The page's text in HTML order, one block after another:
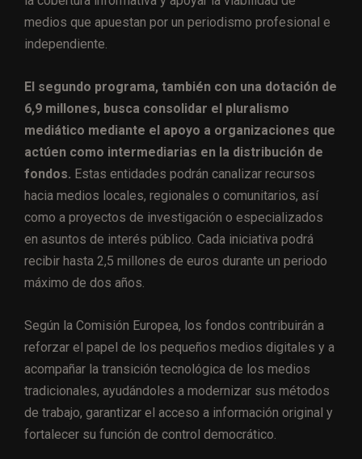
medios que apuestan por un periodismo profesional e
independiente.
El segundo programa, también con una dotación de
6,9 millones, busca consolidar el pluralismo
mediático mediante el apoyo a organizaciones que
actúen como intermediarias en la distribución de
fondos. Estas entidades podrán canalizar recursos
hacia medios locales, regionales o comunitarios, así
como a proyectos de investigación o especializados
en asuntos de interés público. Cada iniciativa podrá
recibir hasta 2,5 millones de euros durante un periodo
máximo de dos años.
Según la Comisión Europea, los fondos contribuirán a
reforzar el papel de los pequeños medios digitales y a
acompañar la transición tecnológica de los medios
tradicionales, ayudándoles a modernizar sus métodos
de trabajo, garantizar el acceso a información original y
fortalecer su función de control democrático.